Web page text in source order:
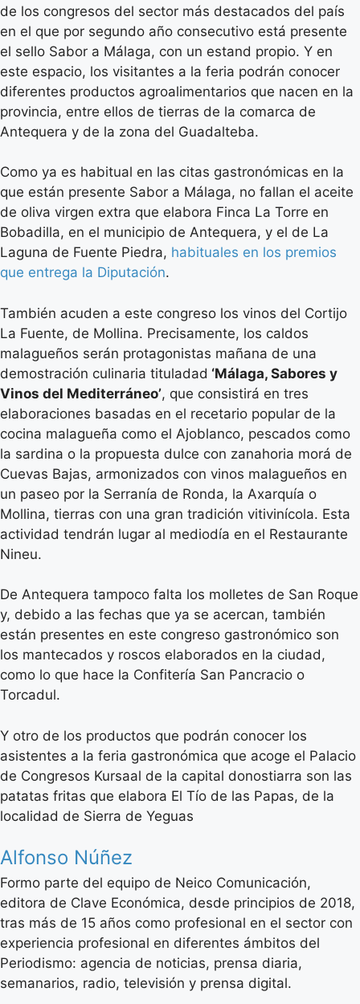
de los congresos del sector más destacados del país
en el que por segundo año consecutivo está presente
el sello Sabor a Málaga, con un estand propio. Y en
este espacio, los visitantes a la feria podrán conocer
diferentes productos agroalimentarios que nacen en la
provincia, entre ellos de tierras de la comarca de
Antequera y de la zona del Guadalteba.
Como ya es habitual en las citas gastronómicas en la
que están presente Sabor a Málaga, no fallan el aceite
de oliva virgen extra que elabora Finca La Torre en
Bobadilla, en el municipio de Antequera, y el de La
Laguna de Fuente Piedra, habituales en los premios
que entrega la Diputación.
También acuden a este congreso los vinos del Cortijo
La Fuente, de Mollina. Precisamente, los caldos
malagueños serán protagonistas mañana de una
demostración culinaria tituladad ‘Málaga, Sabores y
Vinos del Mediterráneo’, que consistirá en tres
elaboraciones basadas en el recetario popular de la
cocina malagueña como el Ajoblanco, pescados como
la sardina o la propuesta dulce con zanahoria morá de
Cuevas Bajas, armonizados con vinos malagueños en
un paseo por la Serranía de Ronda, la Axarquía o
Mollina, tierras con una gran tradición vitivinícola. Esta
actividad tendrán lugar al mediodía en el Restaurante
Nineu.
De Antequera tampoco falta los molletes de San Roque
y, debido a las fechas que ya se acercan, también
están presentes en este congreso gastronómico son
los mantecados y roscos elaborados en la ciudad,
como lo que hace la Confitería San Pancracio o
Torcadul.
Y otro de los productos que podrán conocer los
asistentes a la feria gastronómica que acoge el Palacio
de Congresos Kursaal de la capital donostiarra son las
patatas fritas que elabora El Tío de las Papas, de la
localidad de Sierra de Yeguas
Alfonso Núñez
Formo parte del equipo de Neico Comunicación,
editora de Clave Económica, desde principios de 2018,
tras más de 15 años como profesional en el sector con
experiencia profesional en diferentes ámbitos del
Periodismo: agencia de noticias, prensa diaria,
semanarios, radio, televisión y prensa digital.